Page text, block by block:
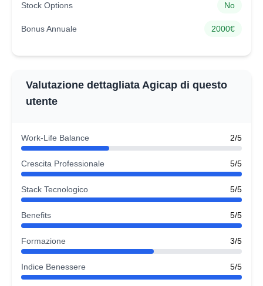
Stock Options No
Bonus Annuale 2000€
Valutazione dettagliata Agicap di questo
utente
Work-Life Balance 2/5
Crescita Professionale 5/5
Stack Tecnologico 5/5
Benefits 5/5
Formazione 3/5
Indice Benessere 5/5